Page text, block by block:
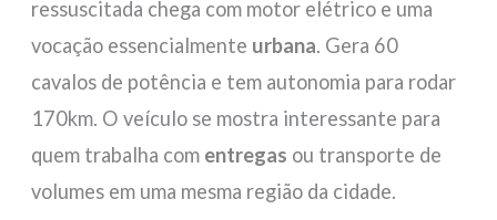
ressuscitada chega com motor elétrico e uma
vocação essencialmente urbana. Gera 60
cavalos de potência e tem autonomia para rodar
170km. O veículo se mostra interessante para
quem trabalha com entregas ou transporte de
volumes em uma mesma região da cidade.